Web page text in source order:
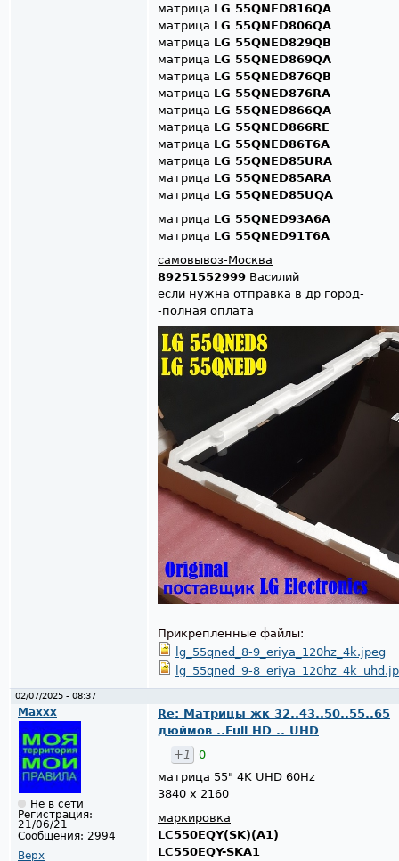
матрица LG 55QNED816QA
матрица LG 55QNED806QA
матрица LG 55QNED829QB
матрица LG 55QNED869QA
матрица LG 55QNED876QB
матрица LG 55QNED876RA
матрица LG 55QNED866QA
матрица LG 55QNED866RE
матрица LG 55QNED86T6A
матрица LG 55QNED85URA
матрица LG 55QNED85ARA
матрица LG 55QNED85UQA
матрица LG 55QNED93A6A
матрица LG 55QNED91T6A
самовывоз-Москва
89251552999 Василий
если нужна отправка в др город-
-полная оплата
Прикрепленные файлы:
lg_55qned_8-9_eriya_120hz_4k.jpeg
lg_55qned_9-
02/07/2025 - 08:37
Maxxx
Не в сети
Регистрация:
21/06/21
Сообщения: 2994
Верх
Re: Матрицы жк 32..43..50..55..65
дюймов ..Full HD .. UHD
+1
0
матрица 55" 4K UHD 60Hz
3840 x 2160
маркировка
LC550EQY(SK)(A1)
LC550EQY-SKA1